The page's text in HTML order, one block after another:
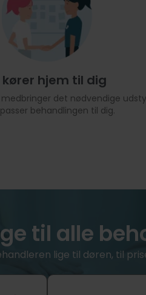
kører hjem til dig
det nødvendige
behandlingen til dig.
til alle
lige til døren, til